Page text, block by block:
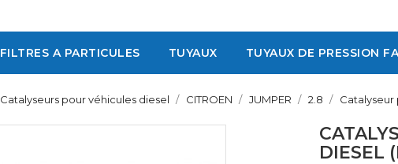
FILTRES A PARTICULES TUYAUX TUYAUX DE PRESSION
Catalyseurs pour véhicules diesel CITROEN JUMPER 2.8 Catalyseur
DIESEL